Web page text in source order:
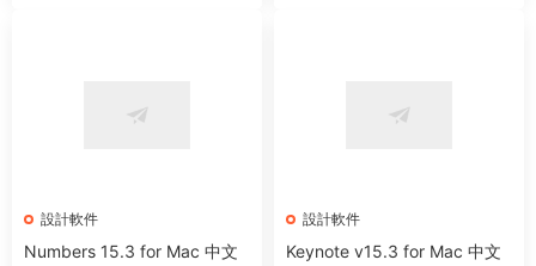
設計軟件
Numbers 15.3 for Mac 中文
設計軟件
Keynote v15.3 for Mac 中文